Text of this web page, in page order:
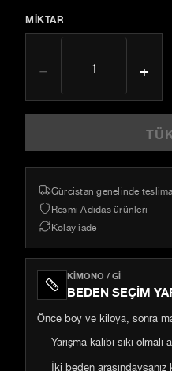
MIKTAR
− +
Gürcistan genelinde
Resmi Adidas ürünleri
Kolay iade
KIMONO / GI
BEDEN SEÇIM
Önce boy ve kiloya, sonra
Yarışma kalıbı sıkı
İki beden